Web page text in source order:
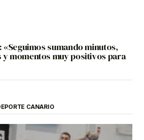
«Seguimos sumando minutos,
y momentos muy positivos para
CANARIO